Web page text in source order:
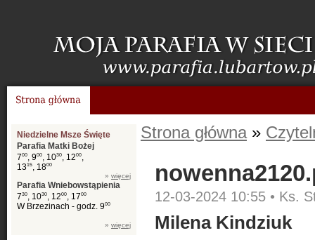
Niedzielne Msze Święte
Parafia Matki Bożej
700, 900, 1030, 1200,
1315, 1800
» więcej
Parafia Wniebowstąpienia
730, 1030, 1200, 1700
W Brzezinach - godz. 900
» więcej
Strona główna»
12-03-2024 10:55 • Ks.
Milena Kindziuk